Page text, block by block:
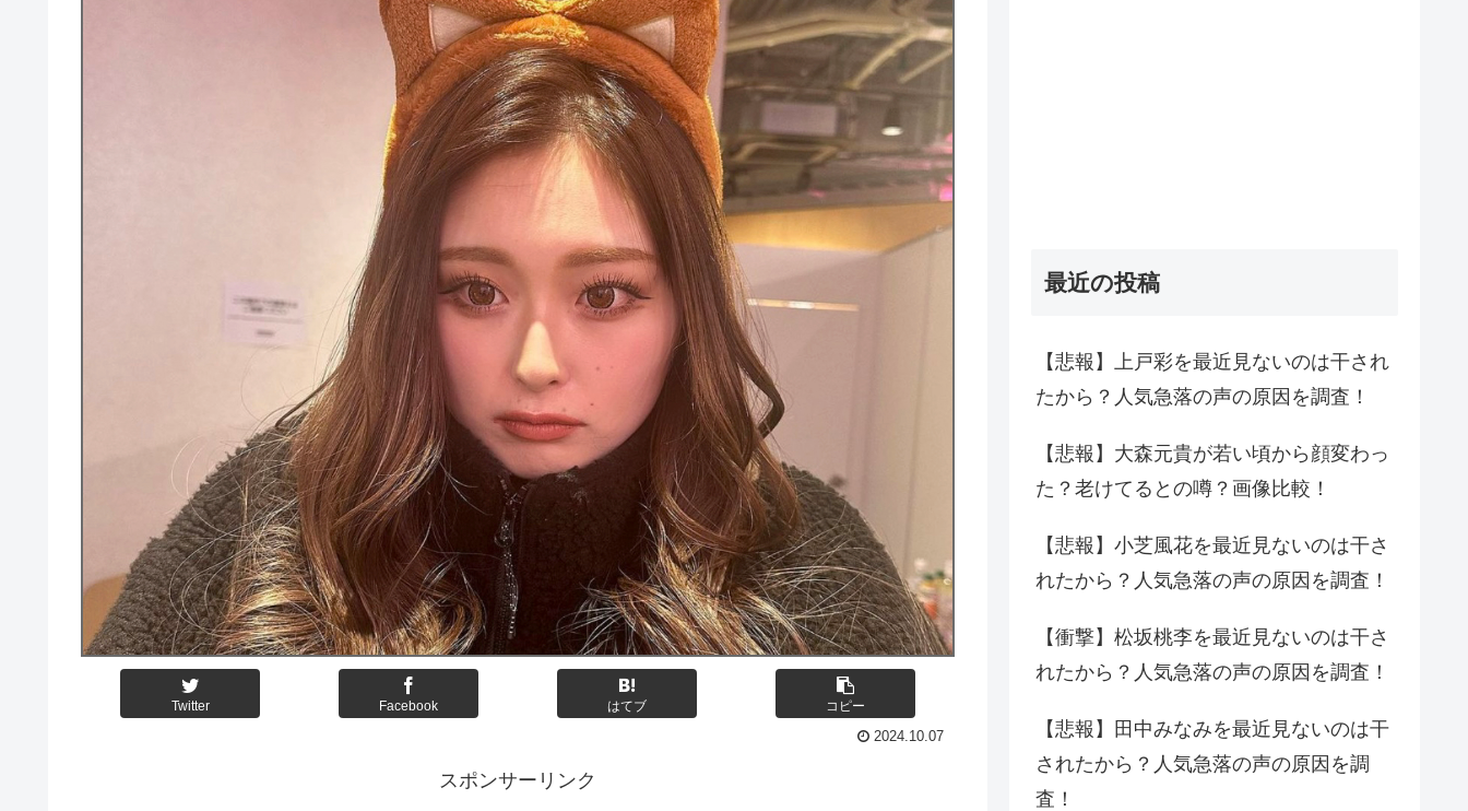
Twitter Facebook はてブ コピー
2024.10.07
スポンサーリンク
最近の投稿
【悲報】上戸彩を最近見ないのは干され
たから？人気急落の声の原因を調査！
【悲報】大森元貴が若い頃から顔変わっ
た？老けてるとの噂？画像比較！
【悲報】小芝風花を最近見ないのは干さ
れたから？人気急落の声の原因を調査！
【衝撃】松坂桃李を最近見ないのは干さ
れたから？人気急落の声の原因を調査！
【悲報】田中みなみを最近見ないのは干
されたから？人気急落の声の原因を調
査！